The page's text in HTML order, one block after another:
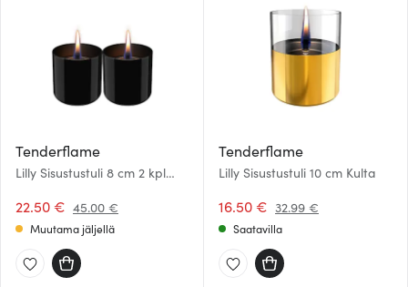
Tenderflame
Lilly Sisustustuli 8 cm 2 kpl
22.50 € 45.00 €
Muutama jäljellä
Tenderflame
Lilly Sisustustuli 10 cm Kulta
16.50 € 32.99 €
Saatavilla